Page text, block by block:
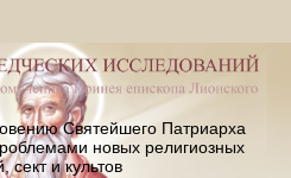
Святейшего Патриарха
новых религиозных
сект и культов